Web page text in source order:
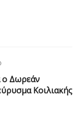
ο Δωρεάν
Κοιλιακής